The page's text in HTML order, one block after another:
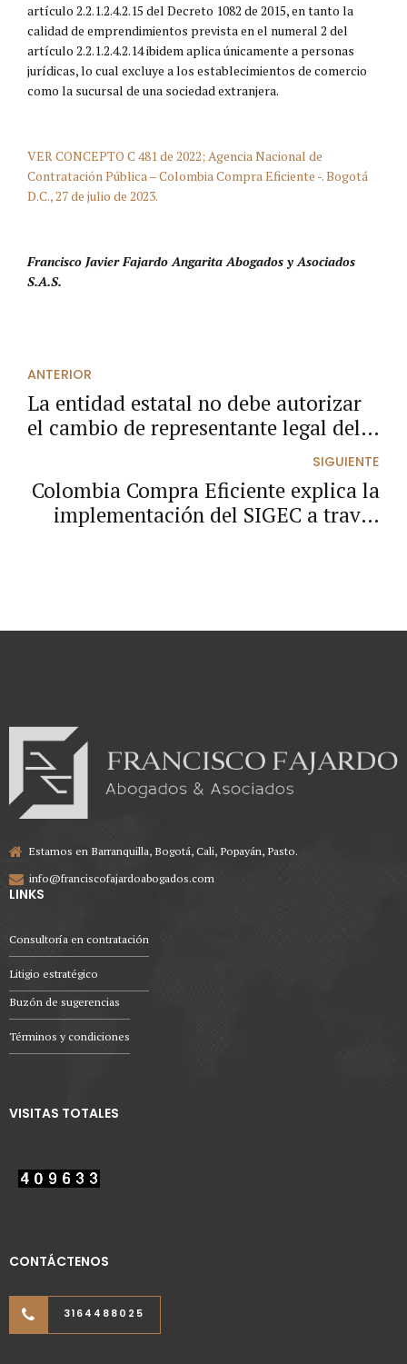
artículo 2.2.1.2.4.2.15 del Decreto 1082 de 2015, en tanto la
calidad de emprendimientos prevista en el numeral 2 del
artículo 2.2.1.2.4.2.14 ibidem aplica únicamente a personas
jurídicas, lo cual excluye a los establecimientos de comercio
como la sucursal de una sociedad extranjera.
VER CONCEPTO C 481 de 2022; Agencia Nacional de
Contratación Pública – Colombia Compra Eficiente -. Bogotá
D.C., 27 de julio de 2023.
Francisco Javier Fajardo Angarita Abogados y Asociados
S.A.S.
ANTERIOR
La entidad estatal no debe autorizar
el cambio de representante legal del
SIGUIENTE
Colombia Compra Eficiente explica la
implementación del SIGEC a través
Estamos en Barranquilla, Bogotá, Cali, Popayán, Pasto.
info@franciscofajardoabogados.com
LINKS
Consultoría en contratación
Litigio estratégico
Buzón de sugerencias
Términos y condiciones
VISITAS TOTALES
CONTÁCTENOS
3164488025